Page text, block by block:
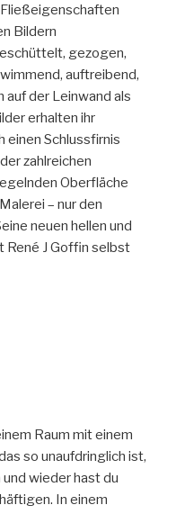
Bildern
gezogen,
auftreibend,
auf der Leinwand als
erhalten ihr
einen Schlussfirnis
zahlreichen
Oberfläche
– nur den
neuen hellen und
René J Goffin selbst
Raum mit einem
so unaufdringlich ist,
wieder hast du
In einem